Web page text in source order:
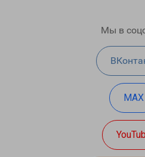
Мы в
MAX